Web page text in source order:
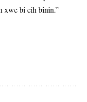
xwe bi cih bînin.”